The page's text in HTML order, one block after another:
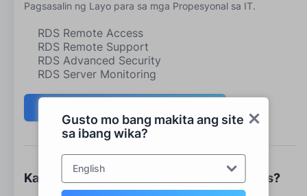
Gusto mo bang makita ang site
sa ibang wika?
English
Pagsasalin ng Layo para sa mga Propesyonal sa IT.
RDS Remote Access
RDS Remote Support
RDS Advanced Security
RDS Server Monitoring
Kailangan mo bang makipag-usap sa sales?